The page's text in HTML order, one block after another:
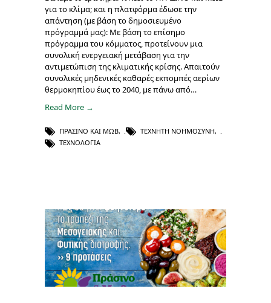
για το κλίμα; και η πλατφόρμα έδωσε την
απάντηση (με βάση το δημοσιευμένο
πρόγραμμά μας): Με βάση το επίσημο
πρόγραμμα του κόμματος, προτείνουν μια
συνολική ενεργειακή μετάβαση για την
αντιμετώπιση της κλιματικής κρίσης. Απαιτούν
συνολικές μηδενικές καθαρές εκπομπές αερίων
θερμοκηπίου έως το 2040, με πάνω από…
Read More →
ΠΡΑΣΙΝΟ ΚΑΙ ΜΩΒ, ΤΕΧΝΗΤΉ ΝΟΗΜΟΣΎΝΗ,
ΤΕΧΝΟΛΟΓΊΑ